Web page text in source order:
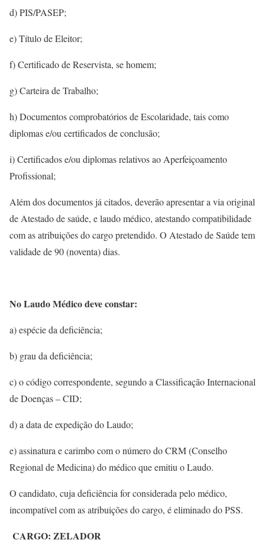
d) PIS/PASEP;
e) Título de Eleitor;
f) Certificado de Reservista, se homem;
g) Carteira de Trabalho;
h) Documentos comprobatórios de Escolaridade, tais como
diplomas e/ou certificados de conclusão;
i) Certificados e/ou diplomas relativos ao Aperfeiçoamento
Profissional;
Além dos documentos já citados, deverão apresentar a via original
de Atestado de saúde, e laudo médico, atestando compatibilidade
com as atribuições do cargo pretendido. O Atestado de Saúde tem
validade de 90 (noventa) dias.
No Laudo Médico deve constar:
a) espécie da deficiência;
b) grau da deficiência;
c) o código correspondente, segundo a Classificação Internacional
de Doenças – CID;
d) a data de expedição do Laudo;
e) assinatura e carimbo com o número do CRM (Conselho
Regional de Medicina) do médico que emitiu o Laudo.
O candidato, cuja deficiência for considerada pelo médico,
incompatível com as atribuições do cargo, é eliminado do PSS.
CARGO: ZELADOR